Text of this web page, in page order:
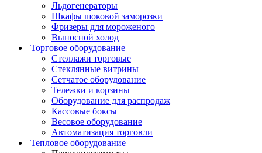
Льдогенераторы
Шкафы шоковой заморозки
Фризеры для мороженого
Выносной холод
Торговое оборудование
Стеллажи торговые
Стеклянные витрины
Сетчатое оборудование
Тележки и корзины
Оборудование для распродаж
Кассовые боксы
Весовое оборудование
Автоматизация торговли
Тепловое оборудование